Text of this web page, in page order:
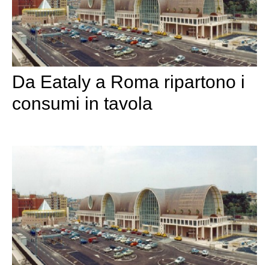
Da Eataly a Roma ripartono i
consumi in tavola